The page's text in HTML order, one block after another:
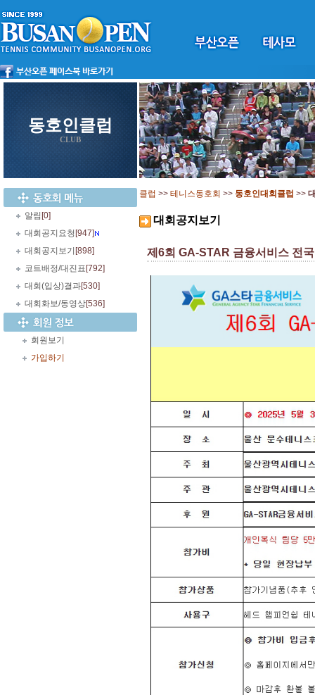
동호인클럽
CLUB
알림 [0]
대회공지요청 [947]
대회공지보기 [898]
코트배정/대진표 [792]
대회(입상)결과[530]
대회화보/동영상[536]
회원보기
가입하기
클럽 >> 테니스동호회 >> 동호인대회클럽 >>
대회공지보기
제6회 GA-STAR 금융서비스 전